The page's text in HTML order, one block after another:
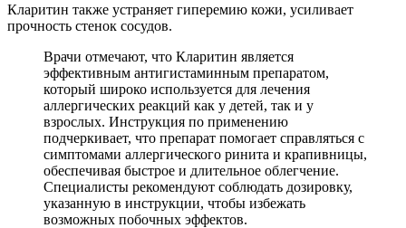
Кларитин также устраняет гиперемию кожи, усиливает
прочность стенок сосудов.
Врачи отмечают, что Кларитин является
эффективным антигистаминным препаратом,
который широко используется для лечения
аллергических реакций как у детей, так и у
взрослых. Инструкция по применению
подчеркивает, что препарат помогает справляться с
симптомами аллергического ринита и крапивницы,
обеспечивая быстрое и длительное облегчение.
Специалисты рекомендуют соблюдать дозировку,
указанную в инструкции, чтобы избежать
возможных побочных эффектов.